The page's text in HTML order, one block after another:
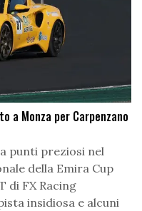
a Monza per Carpenzano
punti preziosi nel
della Emira Cup
di FX Racing
insidiosa e alcuni